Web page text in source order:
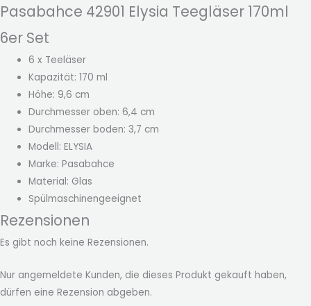
Pasabahce 42901 Elysia Teegläser 170ml
6er Set
6 x Teeläser
Kapazität: 170 ml
Höhe: 9,6 cm
Durchmesser oben: 6,4 cm
Durchmesser boden: 3,7 cm
Modell: ELYSIA
Marke: Pasabahce
Material: Glas
Spülmaschinengeeignet
Rezensionen
Es gibt noch keine Rezensionen.
Nur angemeldete Kunden, die dieses Produkt gekauft haben,
dürfen eine Rezension abgeben.